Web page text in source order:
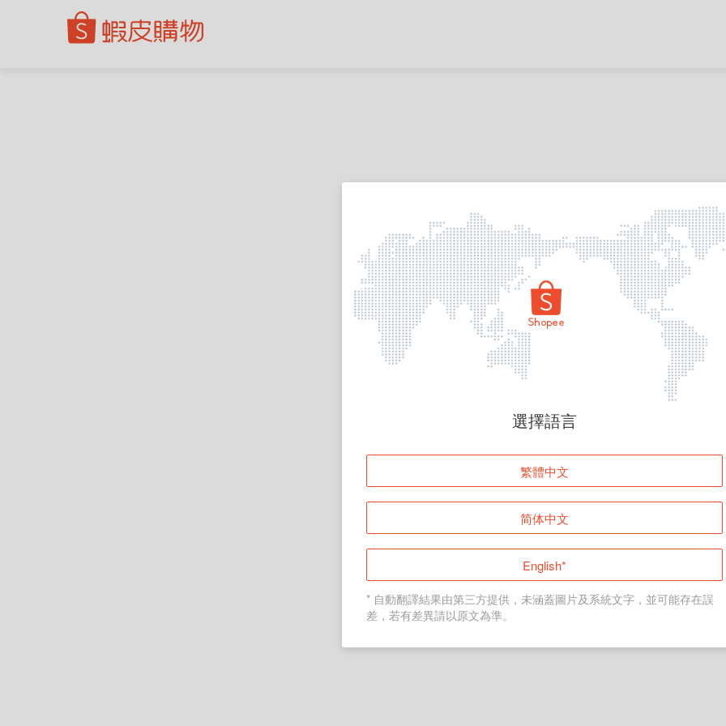
頁面無法顯示
登入
返回首頁
選擇語言
繁體中文
简体中文
English*
* 自動翻譯結果由第三方提供，未涵蓋圖片及系統文字，並可能存在誤
差，若有差異請以原文為準。